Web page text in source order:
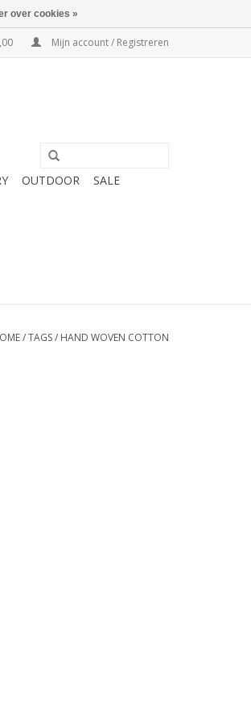
Mijn account / Registreren
OUTDOOR
SALE
/TAGS/ HAND WOVEN COTTON
over cookies »